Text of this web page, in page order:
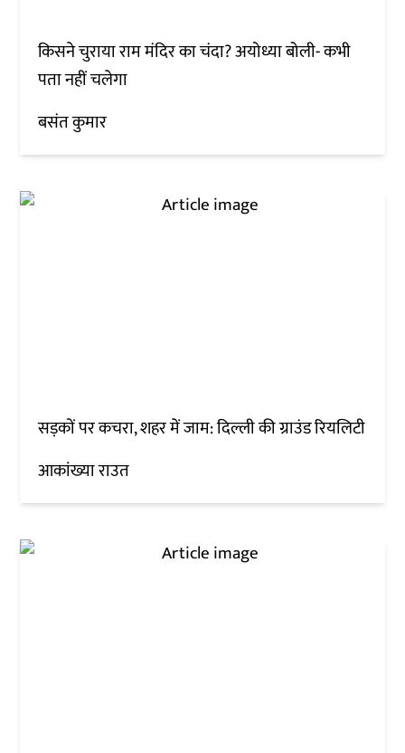
किसने चुराया राम मंदिर का चंदा? अयोध्या बोली- कभी
पता नहीं चलेगा
बसंत कुमार
सड़कों पर कचरा, शहर में जाम: दिल्ली की ग्राउंड रियलिटी
आकांख्या राउत